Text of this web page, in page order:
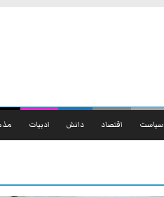
سیاست اقتصاد دانش ادبیات